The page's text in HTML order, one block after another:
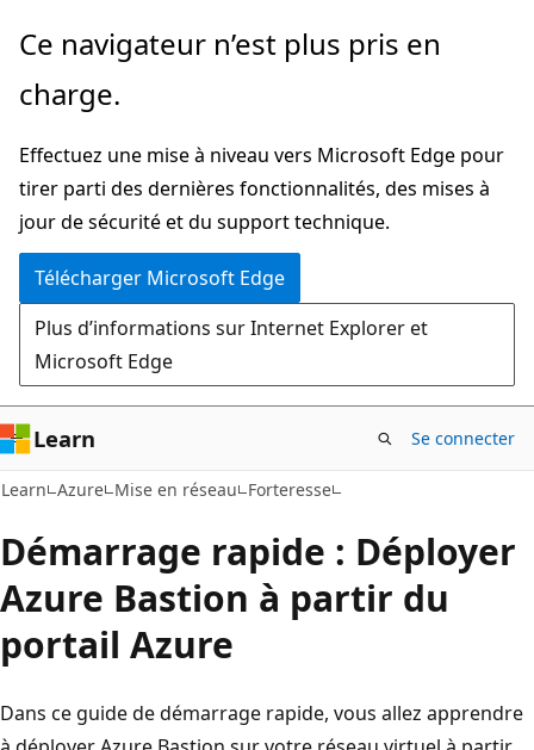
Passer
directement
au
principal
Ce navigateur n’est plus pris en
charge.
Effectuez une mise à niveau vers Microsoft Edge pour
tirer parti des dernières fonctionnalités, des mises à
jour de sécurité et du support technique.
Télécharger Microsoft Edge
Plus d’informations sur Internet Explorer et
Microsoft Edge
Learn Se connecter
Learn Azure Mise en réseau Forteresse
Démarrage rapide : Déployer
Azure Bastion à partir du
portail Azure
Dans ce guide de démarrage rapide, vous allez apprendre